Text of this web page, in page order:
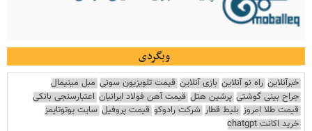
وبگردی
خبرآنلاین راه نو آنلاین بازی آنلاین قیمت تلویزیون سونی مبل مینیمال
جراح بینی گوشتی پرشین هتل قیمت آهن فولاد ایرانیان اعتبارسنجی بانکی
قیمت طلا امروز بلیط قطار شرکت رادوکو قیمت پروفیل سایت یوتوتایمز
خرید اکانت chatgpt